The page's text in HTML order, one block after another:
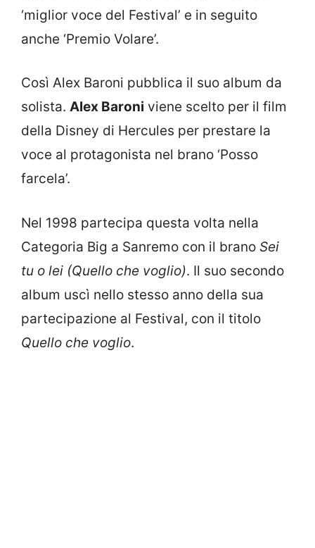
‘miglior voce del Festival’ e in seguito
anche ‘Premio Volare’.
Così Alex Baroni pubblica il suo album da
solista. Alex Baroni viene scelto per il film
della Disney di Hercules per prestare la
voce al protagonista nel brano ‘Posso
farcela’.
Nel 1998 partecipa questa volta nella
Categoria Big a Sanremo con il brano Sei
tu o lei (Quello che voglio). Il suo secondo
album uscì nello stesso anno della sua
partecipazione al Festival, con il titolo
Quello che voglio.